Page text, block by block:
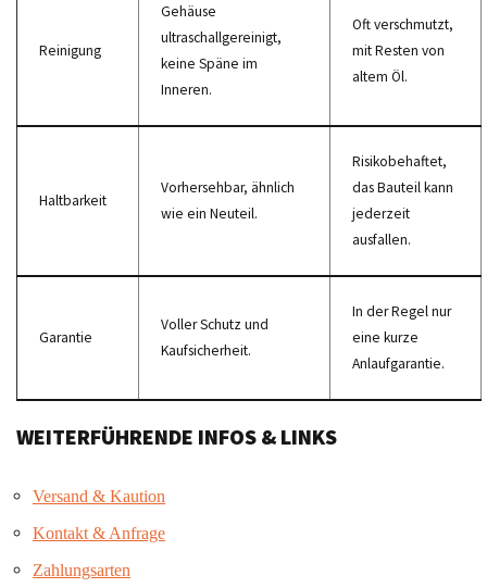
Reinigung
Gehäuse
ultraschallgereinigt,
keine Späne im
Inneren.
Oft verschmutzt,
mit Resten von
altem Öl.
Haltbarkeit
Vorhersehbar, ähnlich
wie ein Neuteil.
Risikobehaftet,
das Bauteil kann
jederzeit
ausfallen.
Garantie
Voller Schutz und
Kaufsicherheit.
In der Regel nur
eine kurze
Anlaufgarantie.
WEITERFÜHRENDE INFOS & LINKS
Versand & Kaution
Kontakt & Anfrage
Zahlungsarten